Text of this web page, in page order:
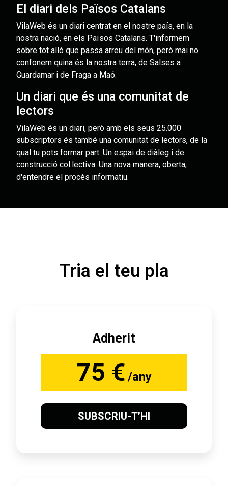
El diari dels Països Catalans
VilaWeb és un diari centrat en el nostre país, en la
nostra nació, en els Països Catalans. T'informem
sobre tot allò que passa arreu del món, però mai no
confonem quina és la nostra terra, de Salses a
Guardamar i de Fraga a Maó.
Un diari que és una comunitat de
lectors
VilaWeb és un diari, però amb els seus 25.000
subscriptors és també una comunitat de lectors, de la
qual tu pots formar part. Un espai de diàleg i de
construcció col·lectiva. Una nova manera, oberta,
d'entendre el procés informatiu.
Tria el teu pla
Adherit
75 € /any
SUBSCRIU-T’HI